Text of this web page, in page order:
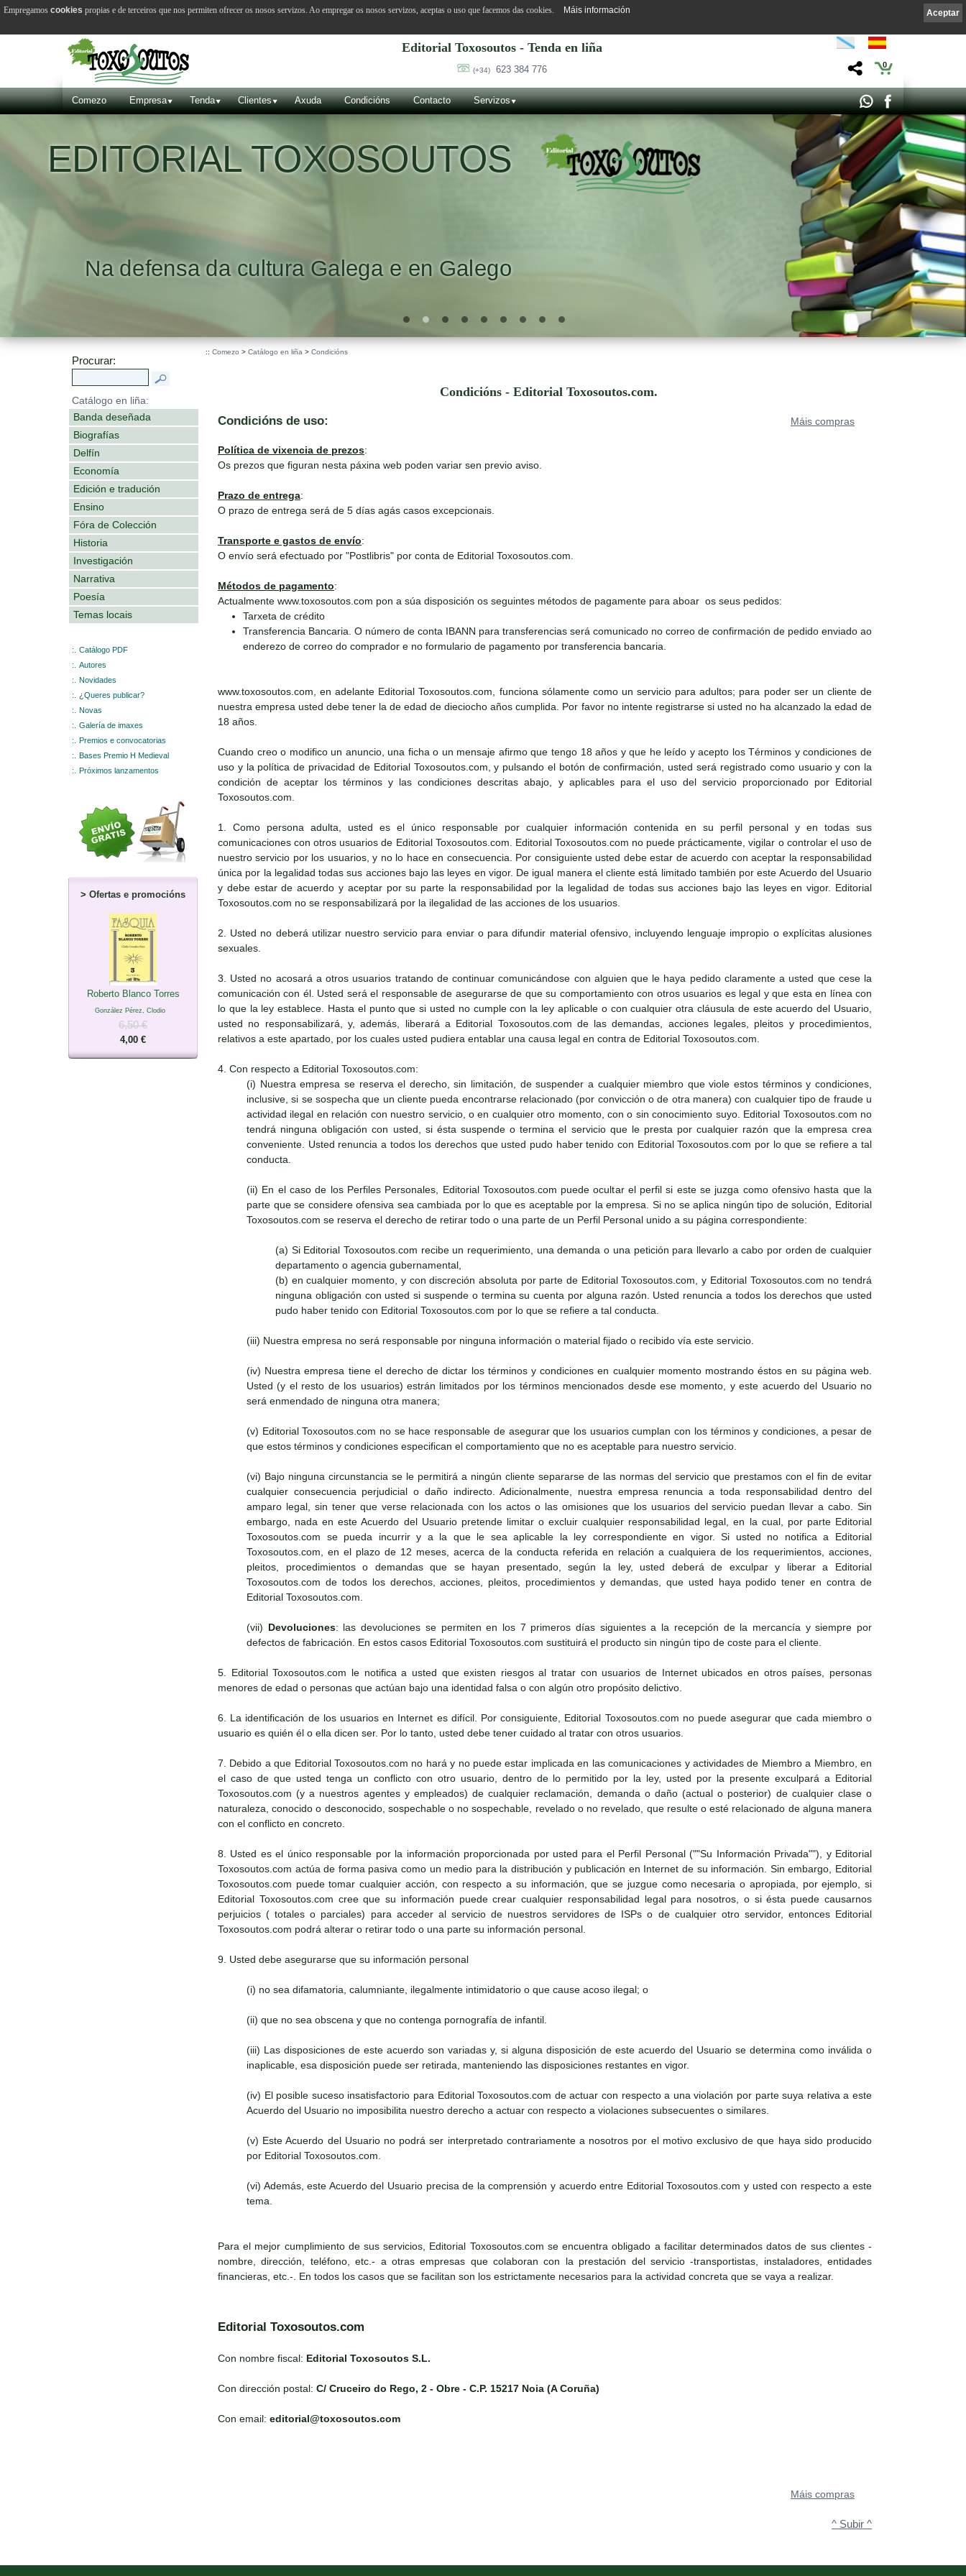
Editorial Toxosoutos - Tenda en liña
(+34) 623 384 776 0
Comezo Empresa Tenda Clientes Axuda Condicións Contacto Servizos
EDITORIAL TOXOSOUTOS
Na defensa da cultura Galega e en Galego
Procurar:
Catálogo en liña:
Banda deseñada
Biografías
Delfín
Economía
Edición e tradución
Ensino
Fóra de Colección
Historia
Investigación
Narrativa
Poesía
Temas locais
:.
Catálogo PDF
:.
Autores
:.
Novidades
:.
¿Queres publicar?
:.
Novas
:.
Galería de imaxes
:.
Premios e convocatorias
:.
Bases Premio H Medieval
:.
Próximos lanzamentos
> Ofertas e promocións
Roberto Blanco Torres
González Pérez, Clodio
6,50 €
4,00 €
:: Comezo > Catálogo en liña > Condicións
Condicións - Editorial Toxosoutos.com.
Máis compras
Condicións de uso:
Política de vixencia de prezos:
Os prezos que figuran nesta páxina web poden variar sen previo aviso.
Prazo de entrega:
O prazo de entrega será de 5 días agás casos excepcionais.
Transporte e gastos de envío:
O envío será efectuado por "Postlibris" por conta de Editorial Toxosoutos.com.
Métodos de pagamento:
Actualmente www.toxosoutos.com pon a súa disposición os seguintes métodos de pagamente para aboar os seus pedidos:
Tarxeta de crédito
Transferencia Bancaria. O número de conta IBANN para transferencias será comunicado no correo de confirmación de pedido enviado ao
enderezo de correo do comprador e no formulario de pagamento por transferencia bancaria.
www.toxosoutos.com, en adelante Editorial Toxosoutos.com, funciona sólamente como un servicio para adultos; para poder ser un cliente de
nuestra empresa usted debe tener la de edad de dieciocho años cumplida. Por favor no intente registrarse si usted no ha alcanzado la edad de
18 años.
Cuando creo o modifico un anuncio, una ficha o un mensaje afirmo que tengo 18 años y que he leído y acepto los Términos y condiciones de
uso y la política de privacidad de Editorial Toxosoutos.com, y pulsando el botón de confirmación, usted será registrado como usuario y con la
condición de aceptar los términos y las condiciones descritas abajo, y aplicables para el uso del servicio proporcionado por Editorial
Toxosoutos.com.
1. Como persona adulta, usted es el único responsable por cualquier información contenida en su perfil personal y en todas sus
comunicaciones con otros usuarios de Editorial Toxosoutos.com. Editorial Toxosoutos.com no puede prácticamente, vigilar o controlar el uso de
nuestro servicio por los usuarios, y no lo hace en consecuencia. Por consiguiente usted debe estar de acuerdo con aceptar la responsabilidad
única por la legalidad todas sus acciones bajo las leyes en vigor. De igual manera el cliente está limitado también por este Acuerdo del Usuario
y debe estar de acuerdo y aceptar por su parte la responsabilidad por la legalidad de todas sus acciones bajo las leyes en vigor. Editorial
Toxosoutos.com no se responsabilizará por la ilegalidad de las acciones de los usuarios.
2. Usted no deberá utilizar nuestro servicio para enviar o para difundir material ofensivo, incluyendo lenguaje impropio o explícitas alusiones
sexuales.
3. Usted no acosará a otros usuarios tratando de continuar comunicándose con alguien que le haya pedido claramente a usted que cese la
comunicación con él. Usted será el responsable de asegurarse de que su comportamiento con otros usuarios es legal y que esta en línea con
lo que la ley establece. Hasta el punto que si usted no cumple con la ley aplicable o con cualquier otra cláusula de este acuerdo del Usuario,
usted no responsabilizará, y, además, liberará a Editorial Toxosoutos.com de las demandas, acciones legales, pleitos y procedimientos,
relativos a este apartado, por los cuales usted pudiera entablar una causa legal en contra de Editorial Toxosoutos.com.
4. Con respecto a Editorial Toxosoutos.com:
(i) Nuestra empresa se reserva el derecho, sin limitación, de suspender a cualquier miembro que viole estos términos y condiciones,
inclusive, si se sospecha que un cliente pueda encontrarse relacionado (por convicción o de otra manera) con cualquier tipo de fraude u
actividad ilegal en relación con nuestro servicio, o en cualquier otro momento, con o sin conocimiento suyo. Editorial Toxosoutos.com no
tendrá ninguna obligación con usted, si ésta suspende o termina el servicio que le presta por cualquier razón que la empresa crea
conveniente. Usted renuncia a todos los derechos que usted pudo haber tenido con Editorial Toxosoutos.com por lo que se refiere a tal
conducta.
(ii) En el caso de los Perfiles Personales, Editorial Toxosoutos.com puede ocultar el perfil si este se juzga como ofensivo hasta que la
parte que se considere ofensiva sea cambiada por lo que es aceptable por la empresa. Si no se aplica ningún tipo de solución, Editorial
Toxosoutos.com se reserva el derecho de retirar todo o una parte de un Perfil Personal unido a su página correspondiente:
(a) Si Editorial Toxosoutos.com recibe un requerimiento, una demanda o una petición para llevarlo a cabo por orden de cualquier
departamento o agencia gubernamental,
(b) en cualquier momento, y con discreción absoluta por parte de Editorial Toxosoutos.com, y Editorial Toxosoutos.com no tendrá
ninguna obligación con usted si suspende o termina su cuenta por alguna razón. Usted renuncia a todos los derechos que usted
pudo haber tenido con Editorial Toxosoutos.com por lo que se refiere a tal conducta.
(iii) Nuestra empresa no será responsable por ninguna información o material fijado o recibido vía este servicio.
(iv) Nuestra empresa tiene el derecho de dictar los términos y condiciones en cualquier momento mostrando éstos en su página web.
Usted (y el resto de los usuarios) estrán limitados por los términos mencionados desde ese momento, y este acuerdo del Usuario no
será enmendado de ninguna otra manera;
(v) Editorial Toxosoutos.com no se hace responsable de asegurar que los usuarios cumplan con los términos y condiciones, a pesar de
que estos términos y condiciones especifican el comportamiento que no es aceptable para nuestro servicio.
(vi) Bajo ninguna circunstancia se le permitirá a ningún cliente separarse de las normas del servicio que prestamos con el fin de evitar
cualquier consecuencia perjudicial o daño indirecto. Adicionalmente, nuestra empresa renuncia a toda responsabilidad dentro del
amparo legal, sin tener que verse relacionada con los actos o las omisiones que los usuarios del servicio puedan llevar a cabo. Sin
embargo, nada en este Acuerdo del Usuario pretende limitar o excluir cualquier responsabilidad legal, en la cual, por parte Editorial
Toxosoutos.com se pueda incurrir y a la que le sea aplicable la ley correspondiente en vigor. Si usted no notifica a Editorial
Toxosoutos.com, en el plazo de 12 meses, acerca de la conducta referida en relación a cualquiera de los requerimientos, acciones,
pleitos, procedimientos o demandas que se hayan presentado, según la ley, usted deberá de exculpar y liberar a Editorial
Toxosoutos.com de todos los derechos, acciones, pleitos, procedimientos y demandas, que usted haya podido tener en contra de
Editorial Toxosoutos.com.
(vii) Devoluciones: las devoluciones se permiten en los 7 primeros días siguientes a la recepción de la mercancía y siempre por
defectos de fabricación. En estos casos Editorial Toxosoutos.com sustituirá el producto sin ningún tipo de coste para el cliente.
5. Editorial Toxosoutos.com le notifica a usted que existen riesgos al tratar con usuarios de Internet ubicados en otros países, personas
menores de edad o personas que actúan bajo una identidad falsa o con algún otro propósito delictivo.
6. La identificación de los usuarios en Internet es difícil. Por consiguiente, Editorial Toxosoutos.com no puede asegurar que cada miembro o
usuario es quién él o ella dicen ser. Por lo tanto, usted debe tener cuidado al tratar con otros usuarios.
7. Debido a que Editorial Toxosoutos.com no hará y no puede estar implicada en las comunicaciones y actividades de Miembro a Miembro, en
el caso de que usted tenga un conflicto con otro usuario, dentro de lo permitido por la ley, usted por la presente exculpará a Editorial
Toxosoutos.com (y a nuestros agentes y empleados) de cualquier reclamación, demanda o daño (actual o posterior) de cualquier clase o
naturaleza, conocido o desconocido, sospechable o no sospechable, revelado o no revelado, que resulte o esté relacionado de alguna manera
con el conflicto en concreto.
8. Usted es el único responsable por la información proporcionada por usted para el Perfil Personal (""Su Información Privada""), y Editorial
Toxosoutos.com actúa de forma pasiva como un medio para la distribución y publicación en Internet de su información. Sin embargo, Editorial
Toxosoutos.com puede tomar cualquier acción, con respecto a su información, que se juzgue como necesaria o apropiada, por ejemplo, si
Editorial Toxosoutos.com cree que su información puede crear cualquier responsabilidad legal para nosotros, o si ésta puede causarnos
perjuicios ( totales o parciales) para acceder al servicio de nuestros servidores de ISPs o de cualquier otro servidor, entonces Editorial
Toxosoutos.com podrá alterar o retirar todo o una parte su información personal.
9. Usted debe asegurarse que su información personal
(i) no sea difamatoria, calumniante, ilegalmente intimidatorio o que cause acoso ilegal; o
(ii) que no sea obscena y que no contenga pornografía de infantil.
(iii) Las disposiciones de este acuerdo son variadas y, si alguna disposición de este acuerdo del Usuario se determina como inválida o
inaplicable, esa disposición puede ser retirada, manteniendo las disposiciones restantes en vigor.
(iv) El posible suceso insatisfactorio para Editorial Toxosoutos.com de actuar con respecto a una violación por parte suya relativa a este
Acuerdo del Usuario no imposibilita nuestro derecho a actuar con respecto a violaciones subsecuentes o similares.
(v) Este Acuerdo del Usuario no podrá ser interpretado contrariamente a nosotros por el motivo exclusivo de que haya sido producido
por Editorial Toxosoutos.com.
(vi) Además, este Acuerdo del Usuario precisa de la comprensión y acuerdo entre Editorial Toxosoutos.com y usted con respecto a este
tema.
Para el mejor cumplimiento de sus servicios, Editorial Toxosoutos.com se encuentra obligado a facilitar determinados datos de sus clientes -
nombre, dirección, teléfono, etc.- a otras empresas que colaboran con la prestación del servicio -transportistas, instaladores, entidades
financieras, etc.-. En todos los casos que se facilitan son los estrictamente necesarios para la actividad concreta que se vaya a realizar.
Editorial Toxosoutos.com
Con nombre fiscal: Editorial Toxosoutos S.L.
Con dirección postal: C/ Cruceiro do Rego, 2 - Obre - C.P. 15217 Noia (A Coruña)
Con email: editorial@toxosoutos.com
Máis compras
^ Subir ^
Aceptar
Empregamos cookies propias e de terceiros que nos permiten ofrecer os nosos servizos. Ao empregar os nosos servizos, aceptas o uso que facemos das cookies. Máis información